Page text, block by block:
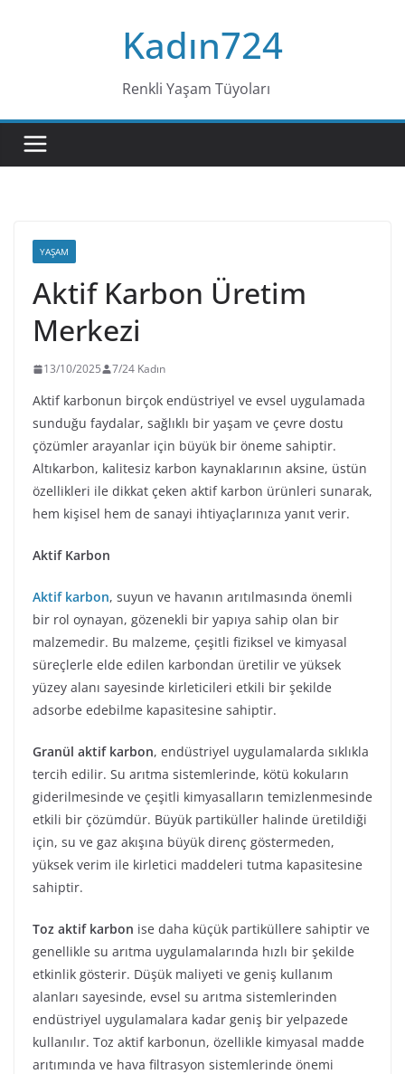
Kadın724
Renkli Yaşam Tüyoları
YAŞAM
Aktif Karbon Üretim
Merkezi
13/10/2025 7/24 Kadın
Aktif karbonun birçok endüstriyel ve evsel uygulamada
sunduğu faydalar, sağlıklı bir yaşam ve çevre dostu
çözümler arayanlar için büyük bir öneme sahiptir.
Altıkarbon, kalitesiz karbon kaynaklarının aksine, üstün
özellikleri ile dikkat çeken aktif karbon ürünleri sunarak,
hem kişisel hem de sanayi ihtiyaçlarınıza yanıt verir.
Aktif Karbon
Aktif karbon, suyun ve havanın arıtılmasında önemli
bir rol oynayan, gözenekli bir yapıya sahip olan bir
malzemedir. Bu malzeme, çeşitli fiziksel ve kimyasal
süreçlerle elde edilen karbondan üretilir ve yüksek
yüzey alanı sayesinde kirleticileri etkili bir şekilde
adsorbe edebilme kapasitesine sahiptir.
Granül aktif karbon, endüstriyel uygulamalarda sıklıkla
tercih edilir. Su arıtma sistemlerinde, kötü kokuların
giderilmesinde ve çeşitli kimyasalların temizlenmesinde
etkili bir çözümdür. Büyük partiküller halinde üretildiği
için, su ve gaz akışına büyük direnç göstermeden,
yüksek verim ile kirletici maddeleri tutma kapasitesine
sahiptir.
Toz aktif karbon ise daha küçük partiküllere sahiptir ve
genellikle su arıtma uygulamalarında hızlı bir şekilde
etkinlik gösterir. Düşük maliyeti ve geniş kullanım
alanları sayesinde, evsel su arıtma sistemlerinden
endüstriyel uygulamalara kadar geniş bir yelpazede
kullanılır. Toz aktif karbonun, özellikle kimyasal madde
arıtımında ve hava filtrasyon sistemlerinde önemi